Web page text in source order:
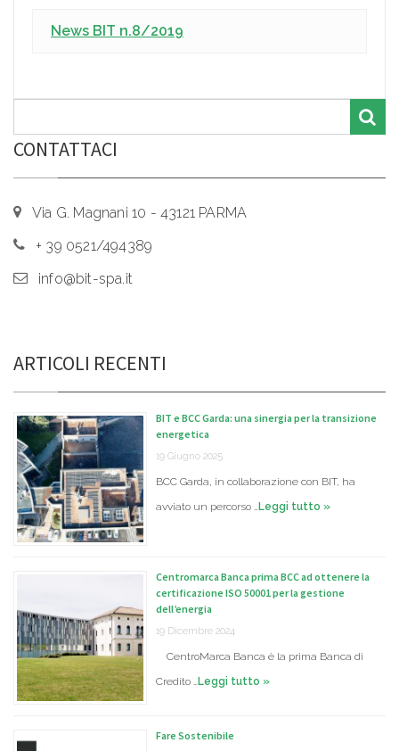
News BIT n.8/2019
CONTATTACI
Via G. Magnani 10 - 43121 PARMA
+ 39 0521/494389
info@bit-spa.it
ARTICOLI RECENTI
BIT e BCC Garda: una sinergia per la transizione
energetica
19 Giugno 2025
BCC Garda, in collaborazione con BIT, ha
avviato un percorso …Leggi tutto »
Centromarca Banca prima BCC ad ottenere la
certificazione ISO 50001 per la gestione
dell’energia
19 Dicembre 2024
CentroMarca Banca è la prima Banca di
Credito …Leggi tutto »
Fare Sostenibile